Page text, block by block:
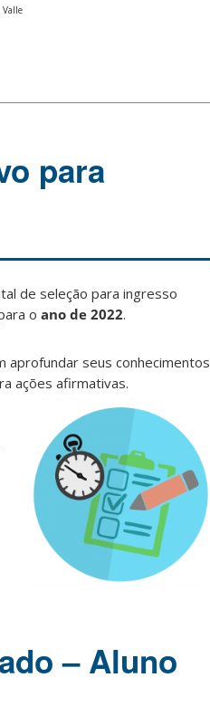
Valle
para
de seleção para ingresso
o ano de 2022.
aprofundar seus conhecimentos
ações afirmativas.
– Aluno